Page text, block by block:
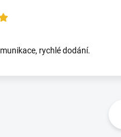
rychlé dodání.